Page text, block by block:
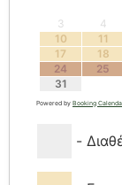
3
4
10
11
17
18
24
25
31
Powered by Booking
-